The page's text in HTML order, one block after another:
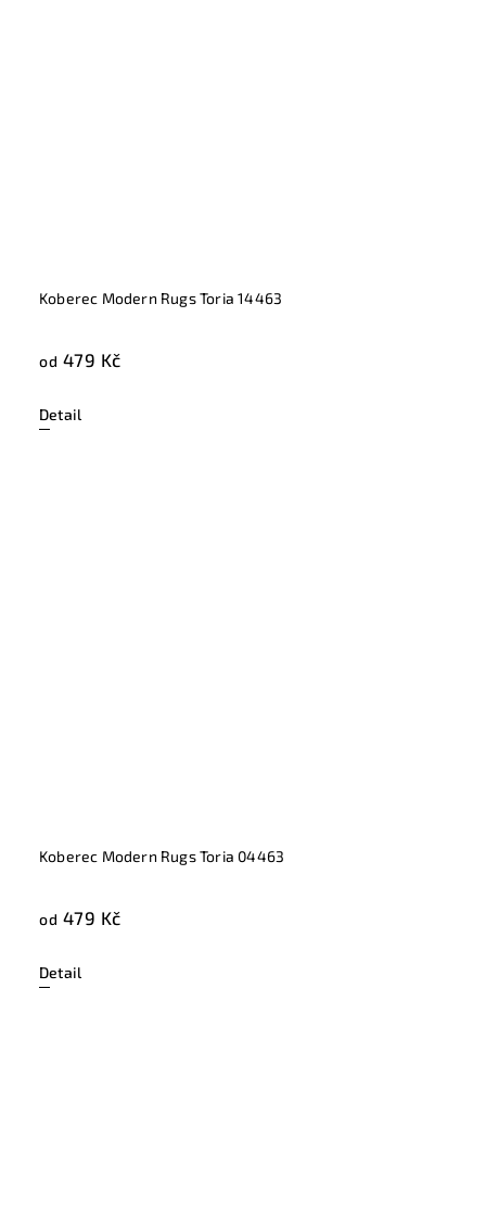
Koberec Modern Rugs Toria 14463
od 479 Kč
Detail
Koberec Modern Rugs Toria 04463
od 479 Kč
Detail